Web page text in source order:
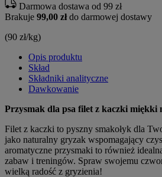
Darmowa dostawa od 99 zł
Brakuje 99,00 złdo darmowej dostawy
(90 zł/kg)
Opis produktu
Skład
Składniki analityczne
Dawkowanie
Przysmak dla psa filet z kaczki miękki
Filet z kaczki to pyszny smakołyk dla
jako naturalny gryzak wspomagający
aromatyczne przysmaki to również
zabaw i treningów. Spraw swojemu
wielką radość z gryzienia!